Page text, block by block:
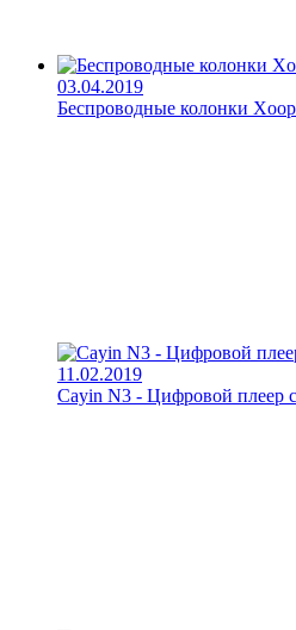
03.04.2019
Беспроводные колонки
11.02.2019
Cayin N3 - Цифровой плеер